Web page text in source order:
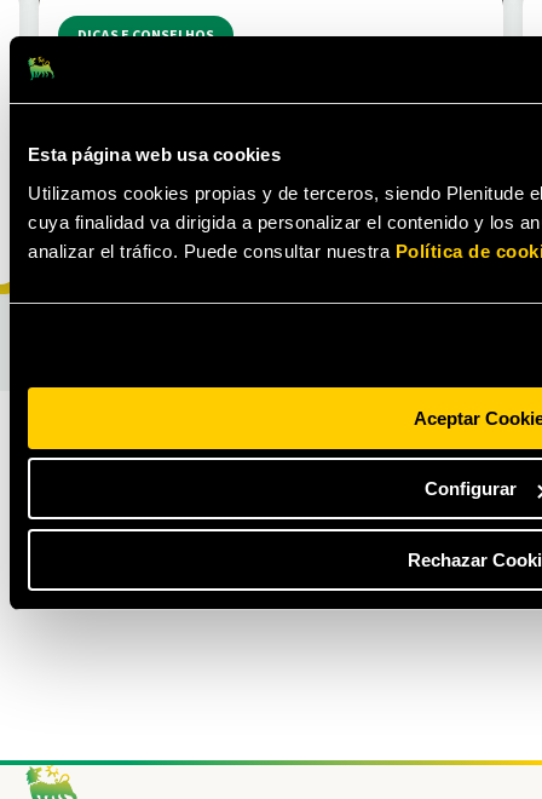
Esta página web usa cookies
Utilizamos cookies propias y de terceros, siendo Plenitude
cuya finalidad va dirigida a personalizar el contenido y los
analizar el tráfico. Puede consultar nuestra Política de
Aceptar
Configurar
Rechazar
DICAS E CONSELHOS
fácil.
LER MAIS
Footer